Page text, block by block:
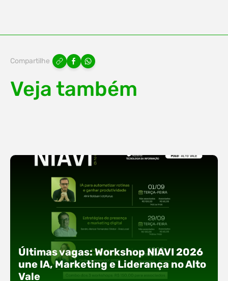
Compartilhe
Veja também
Últimas vagas: Workshop NIAVI 2026
une IA, Marketing e Liderança no Alto
Vale